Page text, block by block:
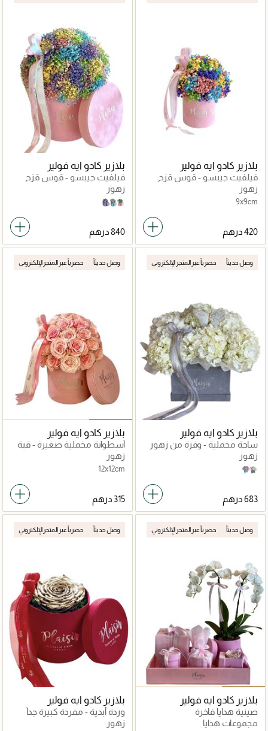
بلازير كادو ايه فولير
فيلفيت جيبسو - قوس قزح
صغير
زهور
9x9cm
بلازير كادو ايه فولير
فيلفيت جيبسو - قوس قزح
كبير
زهور
Pink
Sky Blue
Lilac
وصل حديثاً حصرياً عبر المتجر الإلكتروني
بلازير كادو ايه فولير
ساحة مخملية - وفرة من زهور
الكوبية
زهور
White on Grey
Pink on Blue
وصل حديثاً حصرياً عبر المتجر الإلكتروني
بلازير كادو ايه فولير
أسطوانة مخملية صغيرة - قبة
وردية
زهور
12x12cm
وصل حديثاً حصرياً عبر المتجر الإلكتروني
بلازير كادو ايه فولير
صينية هدايا فاخرة
مجموعات هدايا
وصل حديثاً حصرياً عبر المتجر الإلكتروني
بلازير كادو ايه فولير
وردة أبدية - مفردة كبيرة جداً
زهور